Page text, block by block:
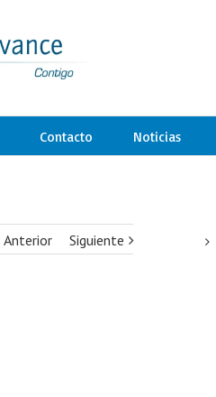
Contacto Noticias
Anterior Siguiente